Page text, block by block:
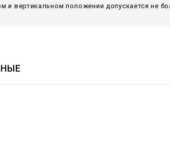
и вертикальном положении допускается не